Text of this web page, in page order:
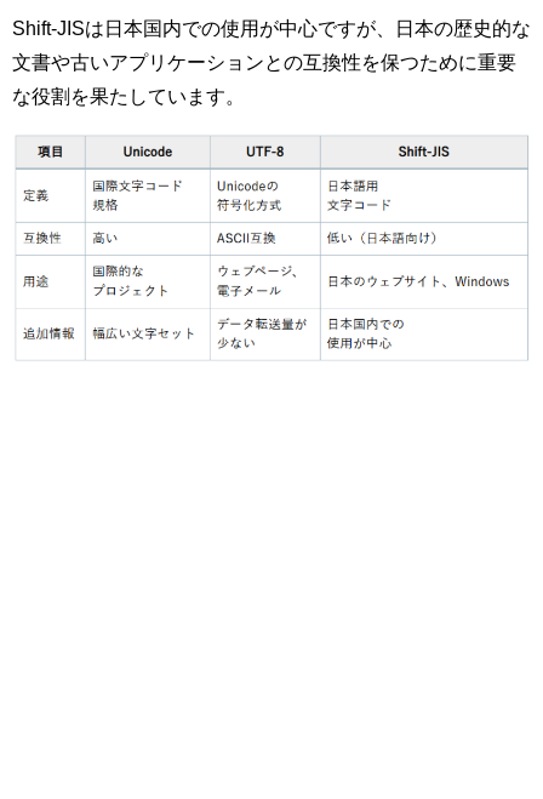
Shift-JISは日本国内での使用が中心ですが、日本の歴史的な
文書や古いアプリケーションとの互換性を保つために重要
な役割を果たしています。